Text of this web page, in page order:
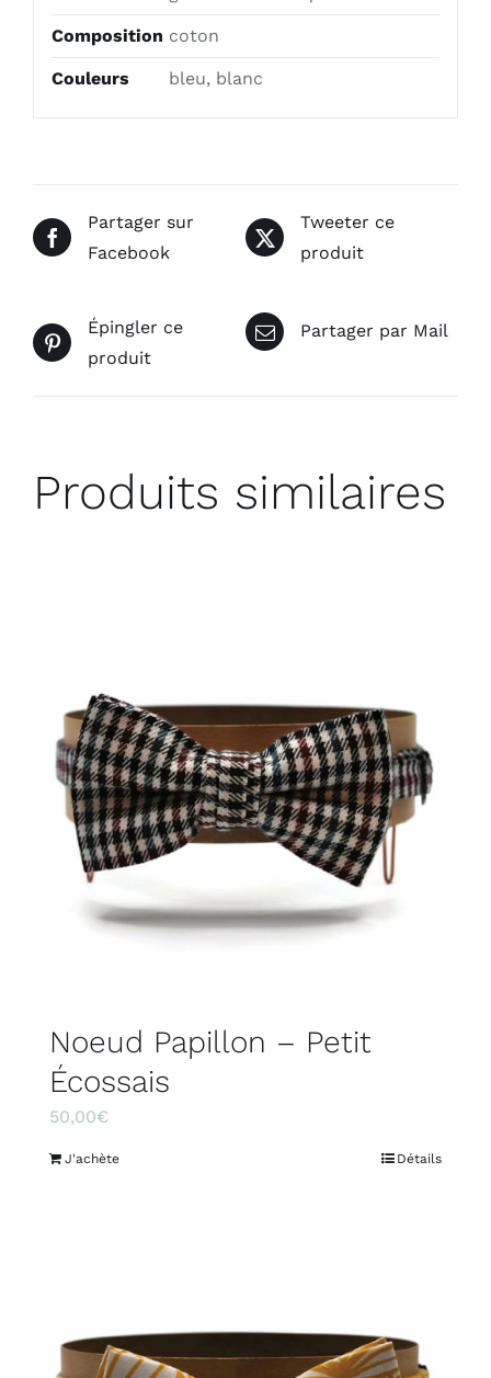
Composition coton
Couleurs bleu, blanc
Partager sur
Facebook
Tweeter ce
produit
Épingler ce
produit
Partager par Mail
Produits similaires
Noeud Papillon – Petit
Écossais
50,00€
J'achète Détails